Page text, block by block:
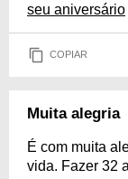
seu aniversário
COPIAR
Muita alegria
É com muita
vida. Fazer 32